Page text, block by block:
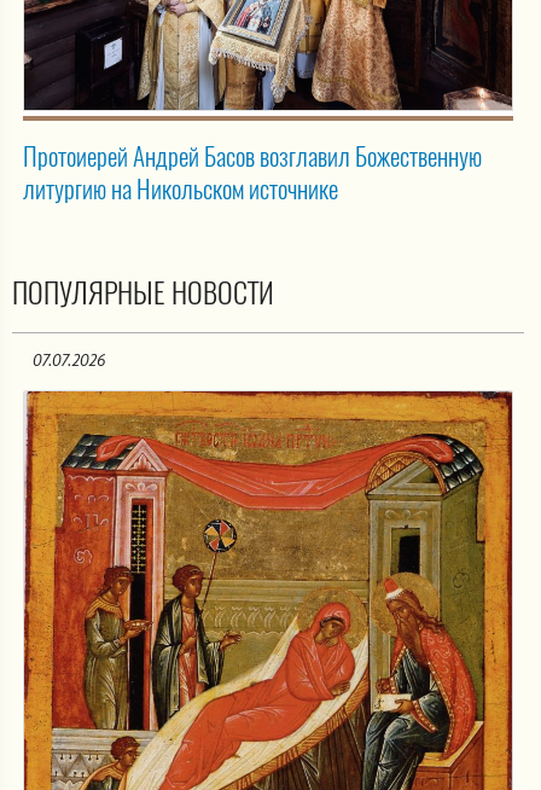
Протоиерей Андрей Басов возглавил Божественную
литургию на Никольском источнике
ПОПУЛЯРНЫЕ НОВОСТИ
07.07.2026